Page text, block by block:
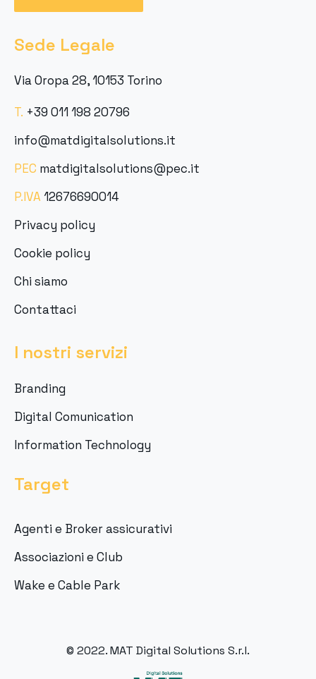
Sede Legale
Via Oropa 28, 10153 Torino
T. +39 011 198 20796
info@matdigitalsolutions.it
PEC matdigitalsolutions@pec.it
P.IVA12676690014
Privacy policy
Cookie policy
Chi siamo
Contattaci
I nostri servizi
Branding
Digital Comunication
Information Technology
Target
Agenti e Broker assicurativi
Associazioni e Club
Wake e Cable Park
© 2022. MAT Digital Solutions S.r.l.